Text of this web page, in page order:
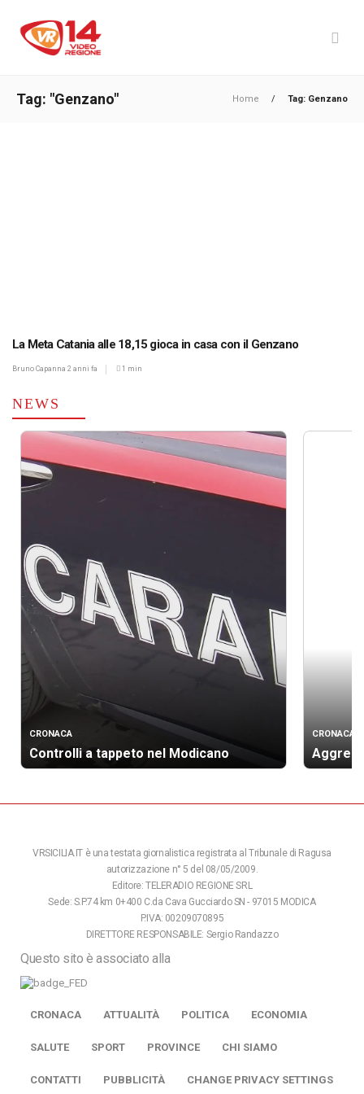
Tag: "Genzano" Home / Tag: Genzano
La Meta Catania alle 18,15 gioca in casa con il Genzano
Bruno Capanna 2 anni fa 1 min
NEWS
CRONACA
Controlli a tappeto nel Modicano
CRONACA
VRSICILIA.IT è una testata giornalistica registrata al Tribunale di Ragusa
autorizzazione n° 5 del 08/05/2009.
Editore: TELERADIO REGIONE SRL
Sede: S.P.74 km 0+400 C.da Cava Gucciardo SN - 97015 MODICA
P.IVA: 00209070895
DIRETTORE RESPONSABILE: Sergio Randazzo
Questo sito è associato alla
CRONACA ATTUALITÀ POLITICA ECONOMIA
SALUTE SPORT PROVINCE CHI SIAMO
CONTATTI PUBBLICITÀ CHANGE PRIVACY SETTINGS